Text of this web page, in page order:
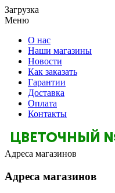
Загрузка
Меню
О нас
Наши магазины
Новости
Как заказать
Гарантии
Доставка
Оплата
Контакты
Адреса магазинов
Адреса магазинов